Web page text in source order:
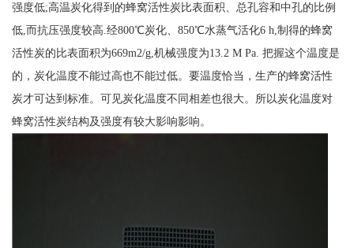
强度低;高温炭化得到的蜂窝活性炭比表面积、总孔容和中孔的比例
低,而抗压强度较高.经800℃炭化、850℃水蒸气活化6 h,制得的蜂窝
活性炭的比表面积为669m2/g,机械强度为13.2 M Pa. 把握这个温度是
的，炭化温度不能过高也不能过低。要温度恰当，生产的蜂窝活性
炭才可达到标准。可见炭化温度不同相差也很大。所以炭化温度对
蜂窝活性炭结构及强度有较大影响影响。